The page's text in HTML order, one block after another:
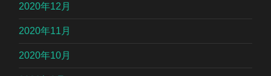
2020年12月
2020年11月
2020年10月